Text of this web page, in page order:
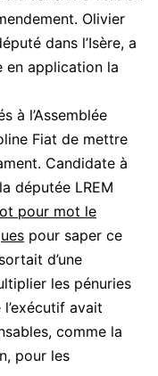
Olivier
dans l’Isère, a
en application la
à l’Assemblée
Fiat de mettre
Candidate à
députée LREM
pour mot le
pour saper ce
d’une
les pénuries
avait
comme la
pour les